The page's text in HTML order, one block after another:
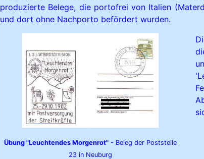
produzierte Belege, die portofrei von Italien
und dort ohne Nachporto befördert wurden.
Übung "Leuchtendes Morgenrot"- Beleg der Poststelle
23 in Neuburg